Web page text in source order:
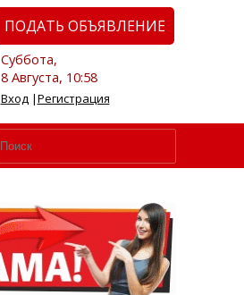
ПОДАТЬ ОБЪЯВЛЕНИЕ
Суббота,
8 Августа, 10:58
Вход|Регистрация